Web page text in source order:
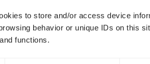
to store and/or access device
behavior or unique IDs on this
functions.
LTN1 zu versenden, folgen